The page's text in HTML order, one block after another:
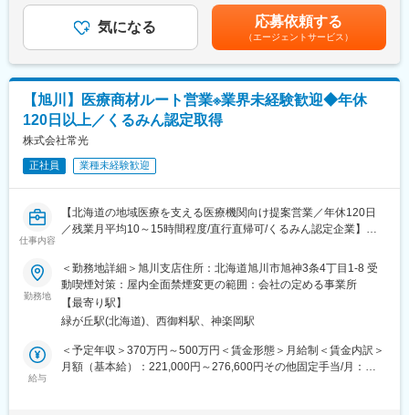
【業務概要】
・提案資料作成
・新規訪問
【その他補足情報】
・長期間の研修を用意しているため職種未経験＆技術的な知識が
全く無い方でも立ち上りが可能となっております。
・正社員登用は前提の採用です。就業態度に問題がなければ原則
登用となり、業界トップクラスシェアを誇る優良企業の正社員と
して安定就業が可能です。（登用率98%、試験やノルマなし）
・業界トップクラスのIoT製品や医療システムに触れる事が可能で
す。また、販売スキルだけでなく薬局運営コンサルティングのス
【ポジションの魅力】
・同社の製品やシステムが、24時間止めてはならない医療現場の
安心安全や、医療従事者の負担軽減に大きく貢献しています。
製品が多数あります。寡占市場だからこそ、競合製品を使ってい
る顧客からいかにシェアを獲得するか、試行錯誤する面白さがあ
＞※給与詳細は、年齢・スキルを考慮し決定します。■昇給：年1
回■賞与：年2回年収420万円／30歳 経験5年年収500万円／32歳
経験7年賃金はあくまでも目安の金額であり、選考を通じて上下す
る可能性があります。月給(月額)は固定手当を含めた表記です。
気になる 応募依頼する
（エージェントサービス）
【旭川】医療商材ルート営業※業界未経験歓迎◆年休
120日以上／くるみん認定取得
株式会社常光
正社員 業種未経験歓迎
仕事内容
【北海道の地域医療を支える医療機関向け提案営業／年休120日
／残業月平均10～15時間程度/直行直帰可/くるみん認定企業】
■職務詳細：
医療機器ディーラーの営業担当として、得意先の病院やクリニッ
クへのルート営業を担当していただきます。
・既存企業を主に病院・医院に向けて医療機器の情報提供および
営業を担当
・支店管轄エリアの担当施設を定期的に訪問、お客様のニーズに
勤務地
＜勤務地詳細＞旭川支店住所：北海道旭川市旭神3条4丁目1-8 受
動喫煙対策：屋内全面禁煙変更の範囲：会社の定める事業所
【最寄り駅】
緑が丘駅(北海道)、西御料駅、神楽岡駅
給与
＜予定年収＞370万円～500万円＜賃金形態＞月給制＜賃金内訳＞
月額（基本給）：221,000円～276,600円その他固定手当/月：